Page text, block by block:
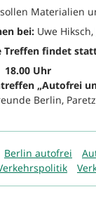
Materialien
bei: Uwe Hiksch,
Treffen findet
18.00 Uhr
„Autofrei
Berlin,
Berlin autofrei